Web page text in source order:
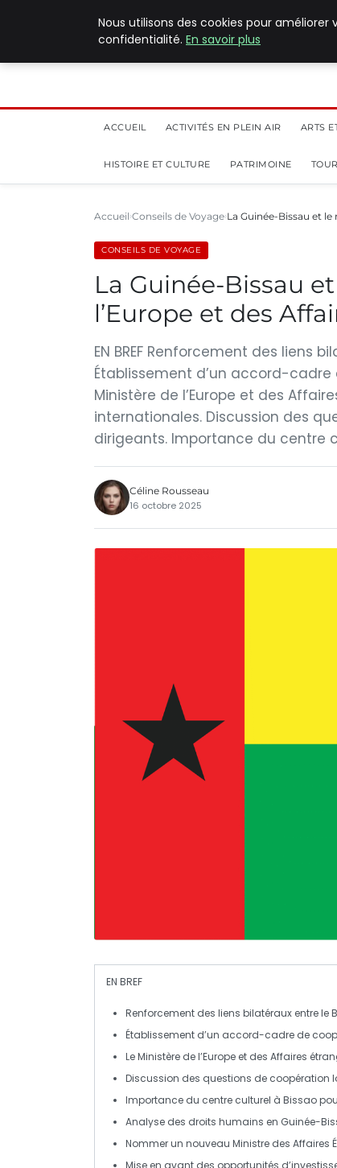
ACCUEIL ACTIVITÉS EN PLEIN AIR ARTS
HISTOIRE ET CULTURE PATRIMOINE
Accueil Conseils de Voyage La Guinée-Bissau et
CONSEILS DE VOYAGE
La Guinée-Bissau
l’Europe et des
EN BREF Renforcement des liens
Établissement d’un accord-
Ministère de l’Europe et des
internationales. Discussion des
dirigeants. Importance du centre
Céline Rousseau
16 octobre 2025
EN BREF
Renforcement des liens bilatéraux entre le
Établissement d’un accord-cadre de
LeMinistère de l’Europe et des Affaires
Discussion des questions de coopération
Importance du centre culturel à Bissao
Analyse des droits humains en Guinée-
Nommer un nouveau Ministre des Affaires
Nous utilisons des cookies pour
confidentialité. En savoir plus